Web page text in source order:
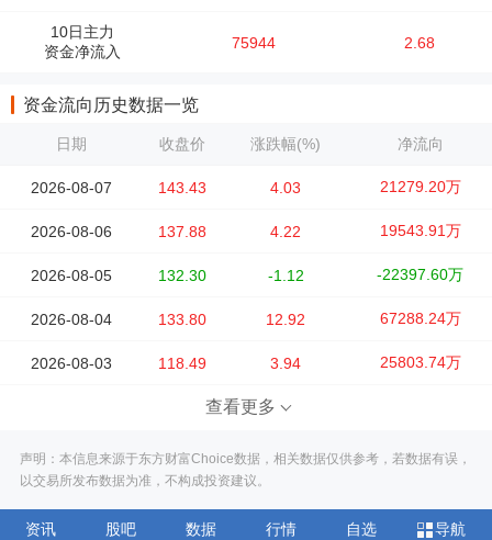
10日主力
资金净流入
75944 2.68
资金流向历史数据一览
日期 收盘价 涨跌幅(%) 净流向
2026-08-07 143.43 4.03 21279.20万
2026-08-06 137.88 4.22 19543.91万
2026-08-05 132.30 -1.12 -22397.60万
2026-08-04 133.80 12.92 67288.24万
2026-08-03 118.49 3.94 25803.74万
查看更多
声明：本信息来源于东方财富Choice数据，相关数据仅供参考，若数据有误，
以交易所发布数据为准，不构成投资建议。
资讯 股吧 数据 行情 自选 导航